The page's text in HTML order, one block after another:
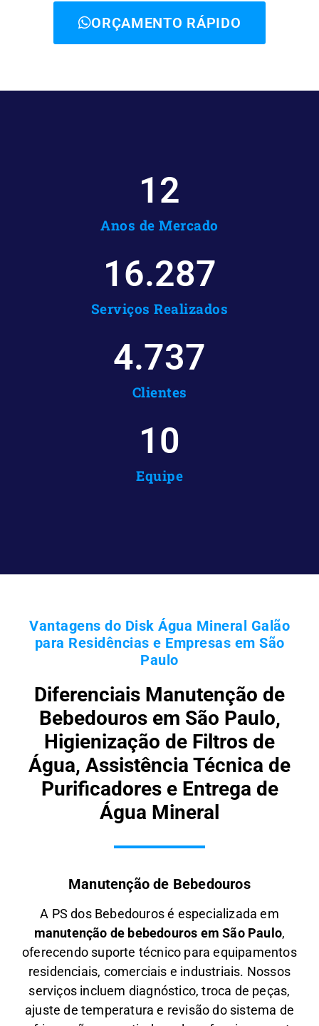
ORÇAMENTO RÁPIDO
Anos de Mercado
12
Serviços Realizados
16.287
Clientes
4.737
Equipe
10
Vantagens do Disk Água Mineral Galão
para Residências e Empresas em São
Paulo
Diferenciais Manutenção de
Bebedouros em São Paulo,
Higienização de Filtros de
Água, Assistência Técnica de
Purificadores e Entrega de
Água Mineral
Manutenção de Bebedouros
A PS dos Bebedouros é especializada em
manutenção de bebedouros em São Paulo,
oferecendo suporte técnico para equipamentos
residenciais, comerciais e industriais. Nossos
serviços incluem diagnóstico, troca de peças,
ajuste de temperatura e revisão do sistema de